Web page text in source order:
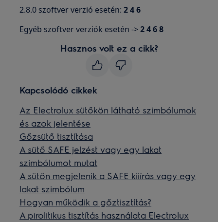
2.8.0 szoftver verzió esetén:2 4 6
Egyéb szoftver verziók esetén ->2 4 6 8
Hasznos volt ez a cikk?
Kapcsolódó cikkek
Az Electrolux sütőkön látható szimbólumok
és azok jelentése
Gőzsütő tisztítása
A sütő SAFE jelzést vagy egy lakat
szimbólumot mutat
A sütőn megjelenik a SAFE kiiírás vagy egy
lakat szimbólum
Hogyan működik a gőztisztítás?
A pirolitikus tisztítás használata Electrolux